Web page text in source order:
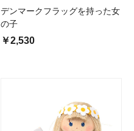
デンマークフラッグを持った女
の子
￥2,530